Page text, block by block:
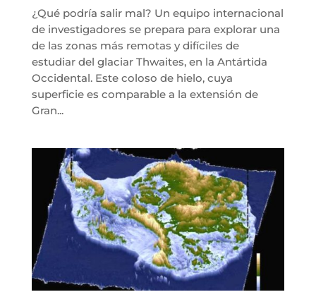
¿Qué podría salir mal? Un equipo internacional
de investigadores se prepara para explorar una
de las zonas más remotas y difíciles de
estudiar del glaciar Thwaites, en la Antártida
Occidental. Este coloso de hielo, cuya
superficie es comparable a la extensión de
Gran...